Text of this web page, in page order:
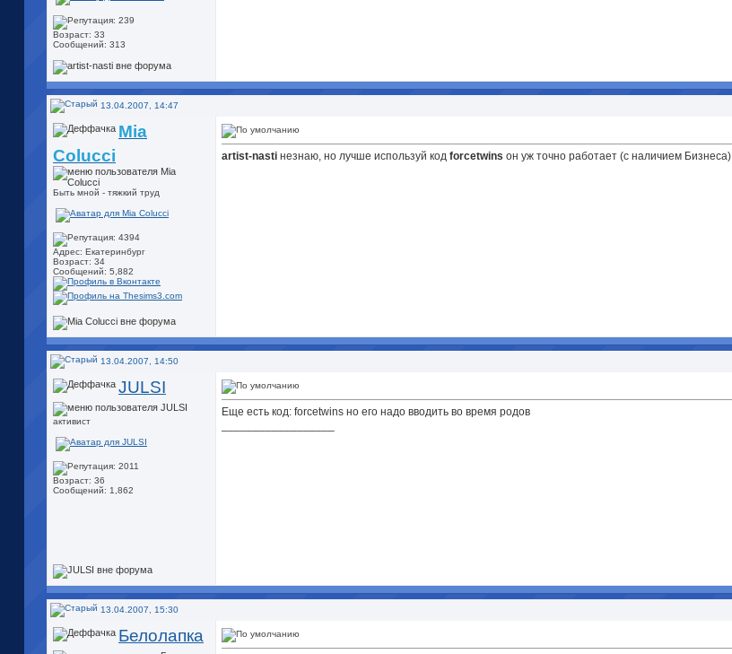
Возраст: 33
Сообщений: 313
13.04.2007, 14:47
Mia
Colucci
Быть мной - тяжкий труд
Адрес: Екатеринбург
Возраст: 34
Сообщений: 5,882
artist-nasti незнаю, но лучше используй код forcetwins он уж точно работает (с наличием Бизнеса)
13.04.2007, 14:50
JULSI
активист
Возраст: 36
Сообщений: 1,862
Еще есть код: forcetwins но его надо вводить во время родов
13.04.2007, 15:30
Белолапка